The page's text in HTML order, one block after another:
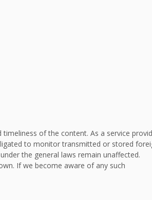
of the content. As a service
to monitor transmitted or stored
the general laws remain unaffected.
If we become aware of any such